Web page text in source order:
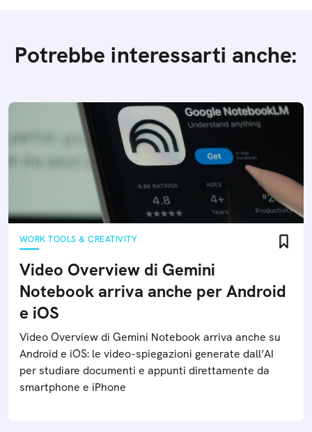
Potrebbe interessarti anche:
WORK TOOLS & CREATIVITY
Video Overview di Gemini
Notebook arriva anche per Android
e iOS
Video Overview di Gemini Notebook arriva anche su
Android e iOS: le video-spiegazioni generate dall’AI
per studiare documenti e appunti direttamente da
smartphone e iPhone